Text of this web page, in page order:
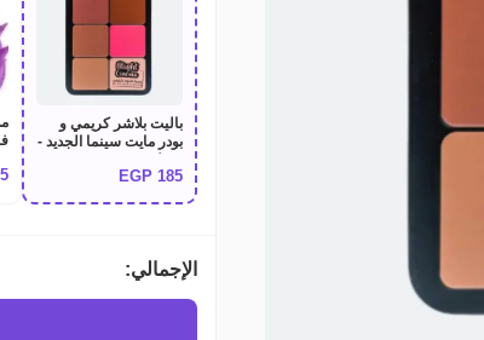
باليت بلاشر كريمي و
بودر مايت سينما الجديد -
185
EGP
الإجمالي: